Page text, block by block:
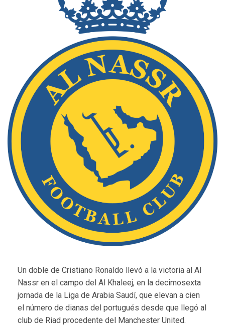
Un doble de Cristiano Ronaldo llevó a la victoria al Al
Nassr en el campo del Al Khaleej, en la decimosexta
jornada de la Liga de Arabia Saudí, que elevan a cien
el número de dianas del portugués desde que llegó al
club de Riad procedente del Manchester United.